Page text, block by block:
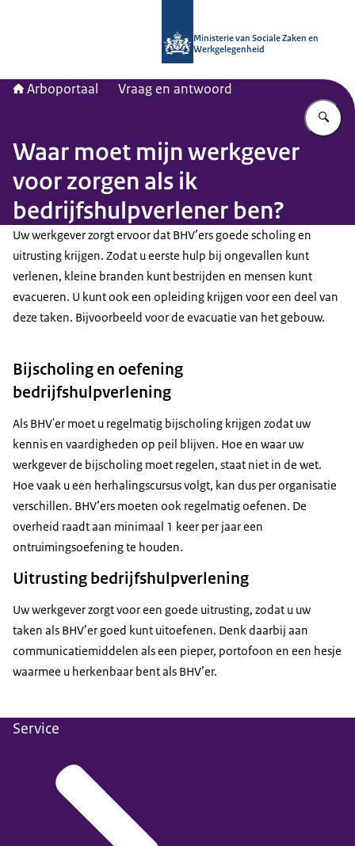
Ministerie van Sociale Zaken en
Werkgelegenheid
Arboportaal Vraag en antwoord
Waar moet mijn werkgever
voor zorgen als ik
bedrijfshulpverlener ben?
Uw werkgever zorgt ervoor dat BHV’ers goede scholing en
uitrusting krijgen. Zodat u eerste hulp bij ongevallen kunt
verlenen, kleine branden kunt bestrijden en mensen kunt
evacueren. U kunt ook een opleiding krijgen voor een deel van
deze taken. Bijvoorbeeld voor de evacuatie van het gebouw.
Bijscholing en oefening
bedrijfshulpverlening
Als BHV'er moet u regelmatig bijscholing krijgen zodat uw
kennis en vaardigheden op peil blijven. Hoe en waar uw
werkgever de bijscholing moet regelen, staat niet in de wet.
Hoe vaak u een herhalingscursus volgt, kan dus per organisatie
verschillen. BHV’ers moeten ook regelmatig oefenen. De
overheid raadt aan minimaal 1 keer per jaar een
ontruimingsoefening te houden.
Uitrusting bedrijfshulpverlening
Uw werkgever zorgt voor een goede uitrusting, zodat u uw
taken als BHV’er goed kunt uitoefenen. Denk daarbij aan
communicatiemiddelen als een pieper, portofoon en een hesje
waarmee u herkenbaar bent als BHV’er.
Service